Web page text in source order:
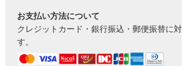
お支払い方法について
クレジットカード・銀行振込・郵便振替に
す。